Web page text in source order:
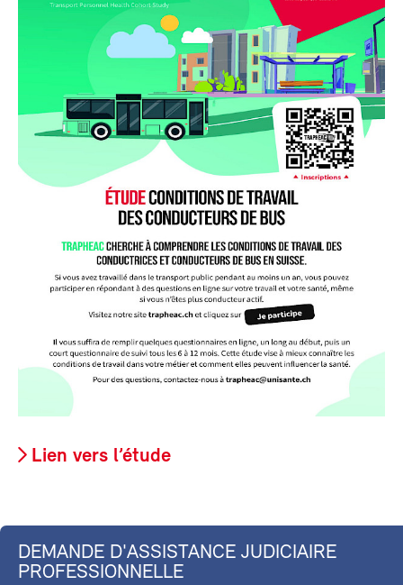
Lien vers l’étude
DEMANDE D'ASSISTANCE JUDICIAIRE
PROFESSIONNELLE